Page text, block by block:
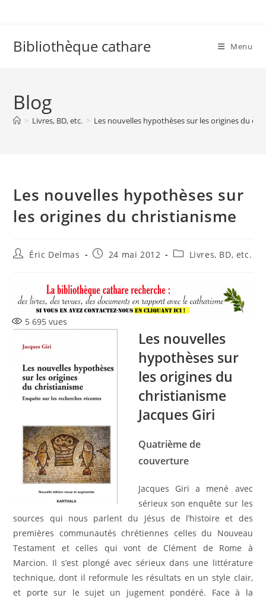
Bibliothèque cathare Menu
Blog
> Livres, BD, etc. > Les nouvelles hypothèses sur les origines du
Les nouvelles hypothèses sur
les origines du christianisme
Auteur/autrice
publication :
Éric Delmas
Publication
24 mai 2012
PostLivres, BD, etc.
5 695 vues
Les nouvelles
hypothèses sur
les origines du
christianisme
Jacques Giri
Quatrième de
couverture
Jacques Giri a mené avec
sérieux son enquête sur les
sources qui nous parlent du Jésus de l’histoire et des
premières communautés chrétiennes celles du Nouveau
Testament et celles qui vont de Clément de Rome à
Marcion. Il s’est plongé avec sérieux dans une littérature
technique, dont il reformule les résultats en un style clair,
et porte sur le sujet un jugement pondéré. Face à la